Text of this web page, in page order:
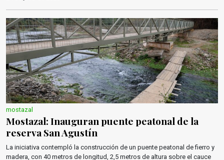
mostazal
Mostazal: Inauguran puente peatonal de la
reserva San Agustín
La iniciativa contempló la construcción de un puente peatonal de fierro y
madera, con 40 metros de longitud, 2,5 metros de altura sobre el cauce